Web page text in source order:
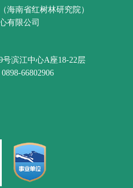
海南省红树林研究院）
有限公司
滨江中心A座18-22层
66802906